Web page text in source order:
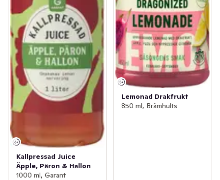
Kallpressad Juice
Äpple, Päron & Hallon
1000 ml, Garant
Lemonad Drakfrukt
850 ml, Brämhults